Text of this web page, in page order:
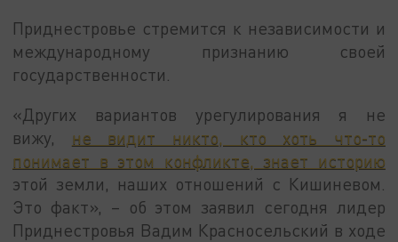
Приднестровье стремится к независимости и
международному признанию своей
государственности.
«Других вариантов урегулирования я не
вижу, не видит никто, кто хоть что-то
понимает в этом конфликте, знает историю
этой земли, наших отношений с Кишиневом.
Это факт», – об этом заявил сегодня лидер
Приднестровья Вадим Красносельский в ходе